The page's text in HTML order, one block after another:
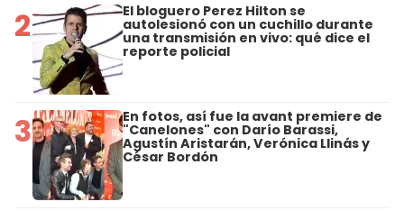
2 El bloguero Perez Hilton se
autolesionó con un cuchillo durante
una transmisión en vivo: qué dice el
reporte policial
3 En fotos, así fue la avant premiere de
"Canelones" con Darío Barassi,
Agustín Aristarán, Verónica Llinás y
César Bordón